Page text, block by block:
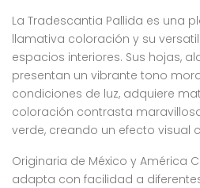
La Tradescantia Pallida es una
llamativa coloración y su
espacios interiores. Sus hojas,
presentan un vibrante tono
condiciones de luz, adquiere
coloración contrasta
verde, creando un efecto visual
Originaria de México y América
adapta con facilidad a